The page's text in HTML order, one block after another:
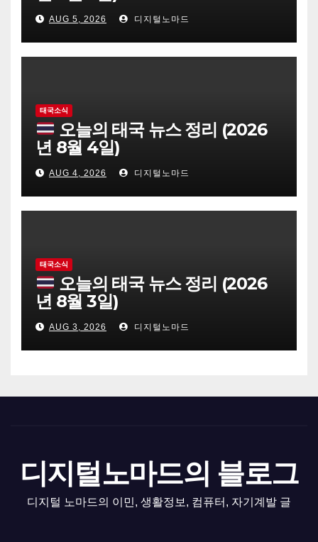
AUG 5, 2026 디지털노마드
태국소식
오늘의 태국 뉴스 정리 (2026
년 8월 4일)
AUG 4, 2026 디지털노마드
태국소식
오늘의 태국 뉴스 정리 (2026
년 8월 3일)
AUG 3, 2026 디지털노마드
디지털노마드의 블로그
디지털 노마드의 이민, 생활정보, 컴퓨터, 자기계발 글